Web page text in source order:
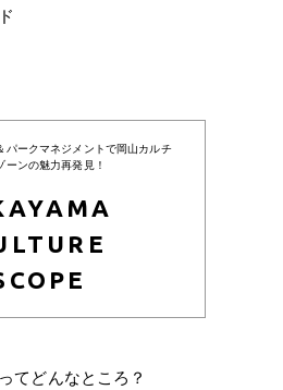
パークマネジメントで岡山カルチ
ーンの魅力再発見！
てどんなところ？